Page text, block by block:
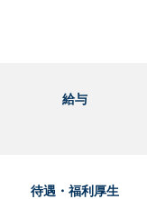
給与
待遇・福利厚生